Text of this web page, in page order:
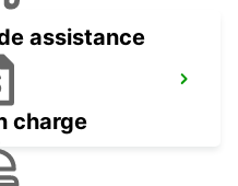
assistance
charge